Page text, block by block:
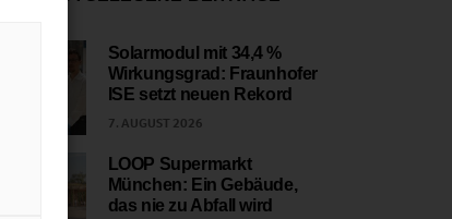
Solarmodul mit 34,4 %
Wirkungsgrad: Fraunhofer
ISE setzt neuen Rekord
7. AUGUST 2026
LOOP Supermarkt
München: Ein Gebäude,
das nie zu Abfall wird